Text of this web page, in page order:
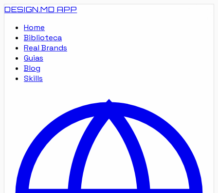
DESIGN.MD APP
Home
Biblioteca
Real Brands
Guias
Blog
Skills